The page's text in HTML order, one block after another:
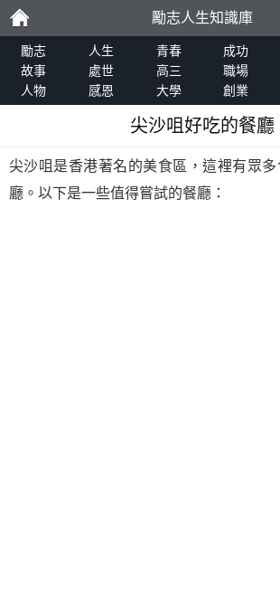
勵
志
勵志人生知識庫
勵志 人生 青春 成功
故事
處世 高三 職場
人物
感恩 大學 創業
尖沙咀好吃的餐廳
尖沙咀是香港著名的美食區，這裡有眾
廳。以下是一些值得嘗試的餐廳：